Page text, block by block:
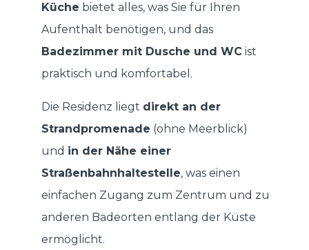
Küche bietet alles, was Sie für Ihren
Aufenthalt benötigen, und das
Badezimmer mit Dusche und WC ist
praktisch und komfortabel.
Die Residenz liegt direkt an der
Strandpromenade (ohne Meerblick)
und in der Nähe einer
Straßenbahnhaltestelle, was einen
einfachen Zugang zum Zentrum und zu
anderen Badeorten entlang der Küste
ermöglicht.